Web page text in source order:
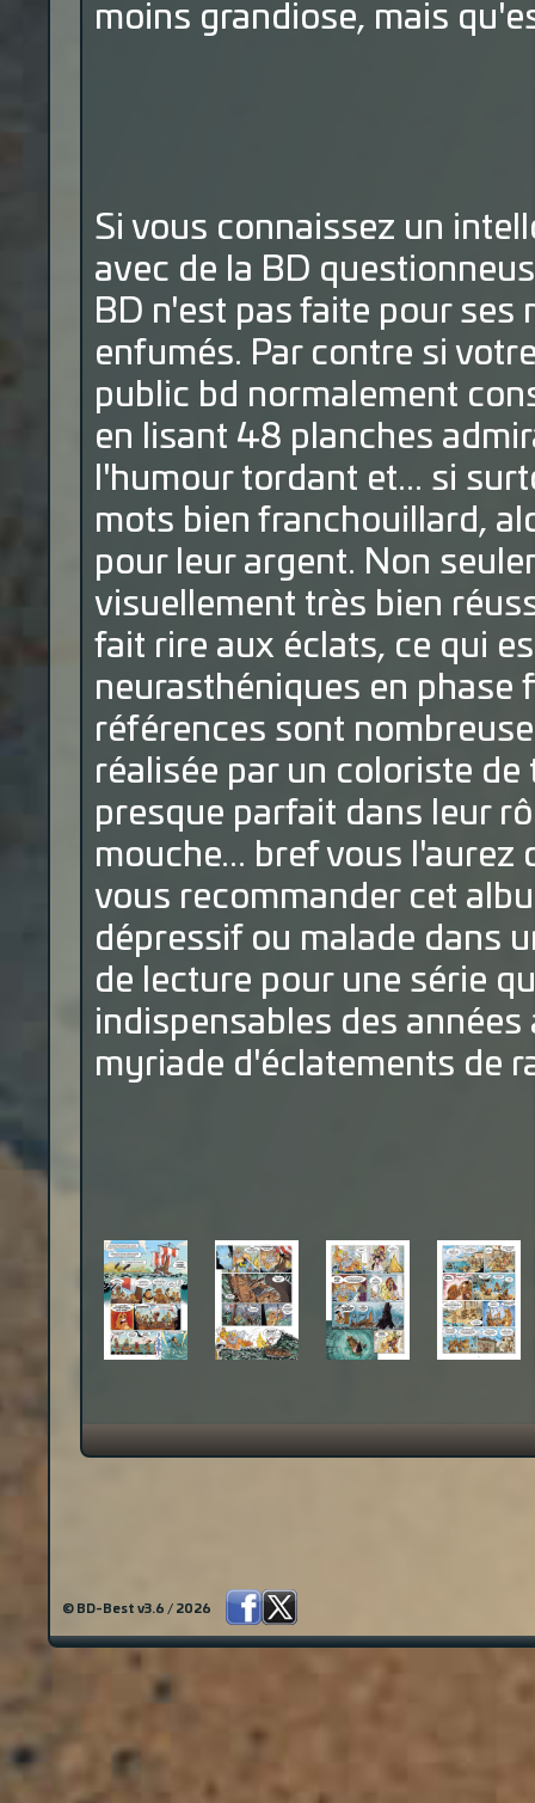
moins grandiose, mais
Si vous connaissez un
avec de la BD
BD n'est pas faite pour ses
enfumés. Par contre si
public bd normalement
en lisant 48 planches
l'humour tordant et... si
mots bien franchouillard,
pour leur argent. Non
visuellement très bien
fait rire aux éclats, ce qui
neurasthéniques en phase
références sont
réalisée par un coloriste
presque parfait dans leur
mouche... bref vous
vous recommander cet
dépressif ou malade dans
de lecture pour une série
indispensables des
myriade d'éclatements de
© BD-Best v3.6 / 2026